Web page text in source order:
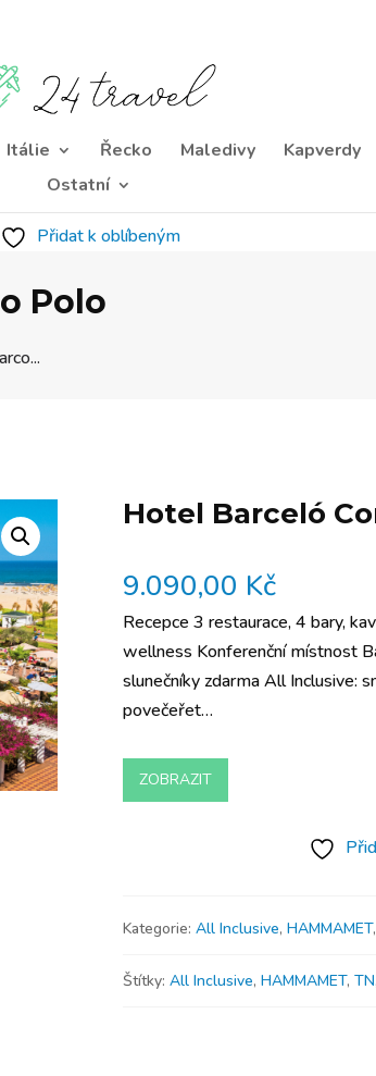
Itálie Řecko Maledivy Kapverdy
Ostatní
Přidat k oblíbeným
Polo
Hotel Barceló
9.090,00 Kč
Recepce 3 restaurace, 4 bary,
wellness Konferenční místnost
slunečníky zdarma All Inclusive:
povečeřet…
ZOBRAZIT
Kategorie: All Inclusive, HAMMAMET,
Štítky: All Inclusive, HAMMAMET, TN